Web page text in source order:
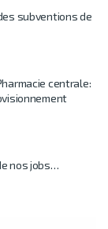
subventions de
centrale:
nos jobs…